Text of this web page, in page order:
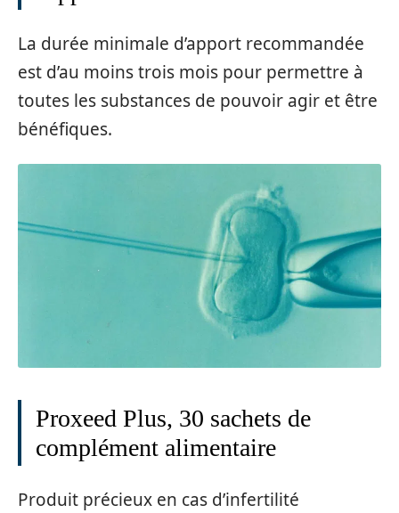
La durée minimale d’apport recommandée
est d’au moins trois mois pour permettre à
toutes les substances de pouvoir agir et être
bénéfiques.
Proxeed Plus, 30 sachets de
complément alimentaire
Produit précieux en cas d’infertilité